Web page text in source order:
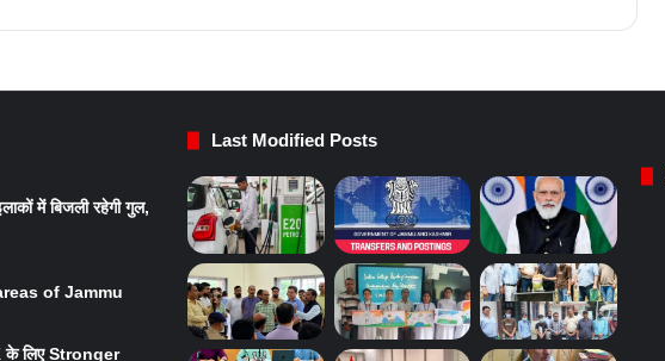
में बिजली रहेगी गुल,
of Jammu
लिए Stronger
Last Modified Posts